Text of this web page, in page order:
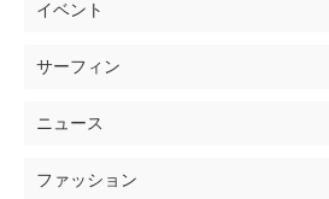
イベント
サーフィン
ニュース
ファッション